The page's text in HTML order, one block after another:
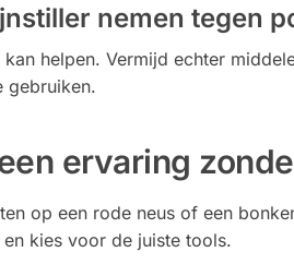
nemen tegen
helpen. Vermijd echter
gebruiken.
ervaring
op een rode neus of een
kies voor de juiste tools.